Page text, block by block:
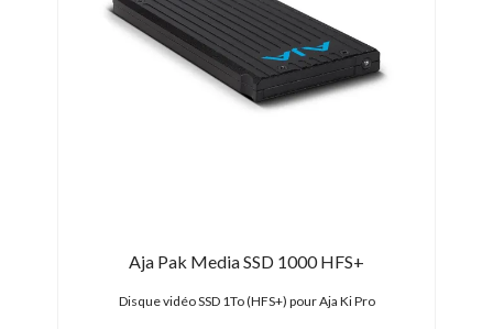
Aja Pak Media SSD 1000 HFS+
Disque vidéo SSD 1To (HFS+) pour Aja Ki Pro